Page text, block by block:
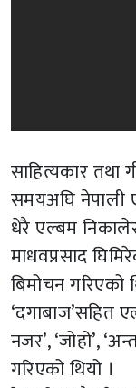
साहित्यकार तथा
समयअघि नेपाली
धेरै एल्बम निकालेर
माधवप्रसाद
बिमोचन गरिएको
‘दगाबाज’सहित
नजर’, ‘जोहो’,
गरिएको थियो ।